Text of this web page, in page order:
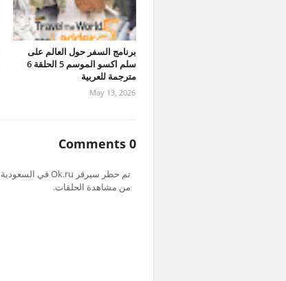
برنامج السفر حول العالم على
سلم اكسو الموسم 5 الحلقة 6
مترجمة للعربية
May 13, 2026
0 Comments
من مشاهدة الحلقات.